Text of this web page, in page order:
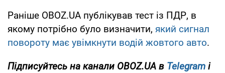
Раніше OBOZ.UA публікував тест із ПДР, в
якому потрібно було визначити, який сигнал
повороту має увімкнути водій жовтого авто.
Підписуйтесь на канали OBOZ.UA в Telegram і